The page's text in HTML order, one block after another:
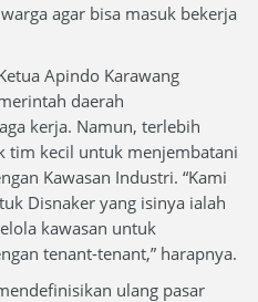
agar bisa masuk bekerja
Apindo Karawang
daerah
kerja. Namun, terlebih
tim kecil untuk menjembatani
Kawasan Industri. “Kami
Disnaker yang isinya ialah
kawasan untuk
tenant-tenant,” harapnya.
ulang pasar